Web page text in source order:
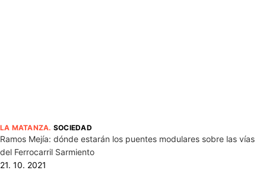
LA MATANZA. SOCIEDAD
Ramos Mejía: dónde estarán los puentes modulares sobre las vías
del Ferrocarril Sarmiento
21. 10. 2021